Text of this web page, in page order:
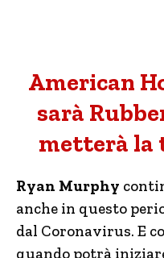
American
sarà
metterà la
Ryan Murphy
anche in questo
dal Coronavirus. E
quando potrà